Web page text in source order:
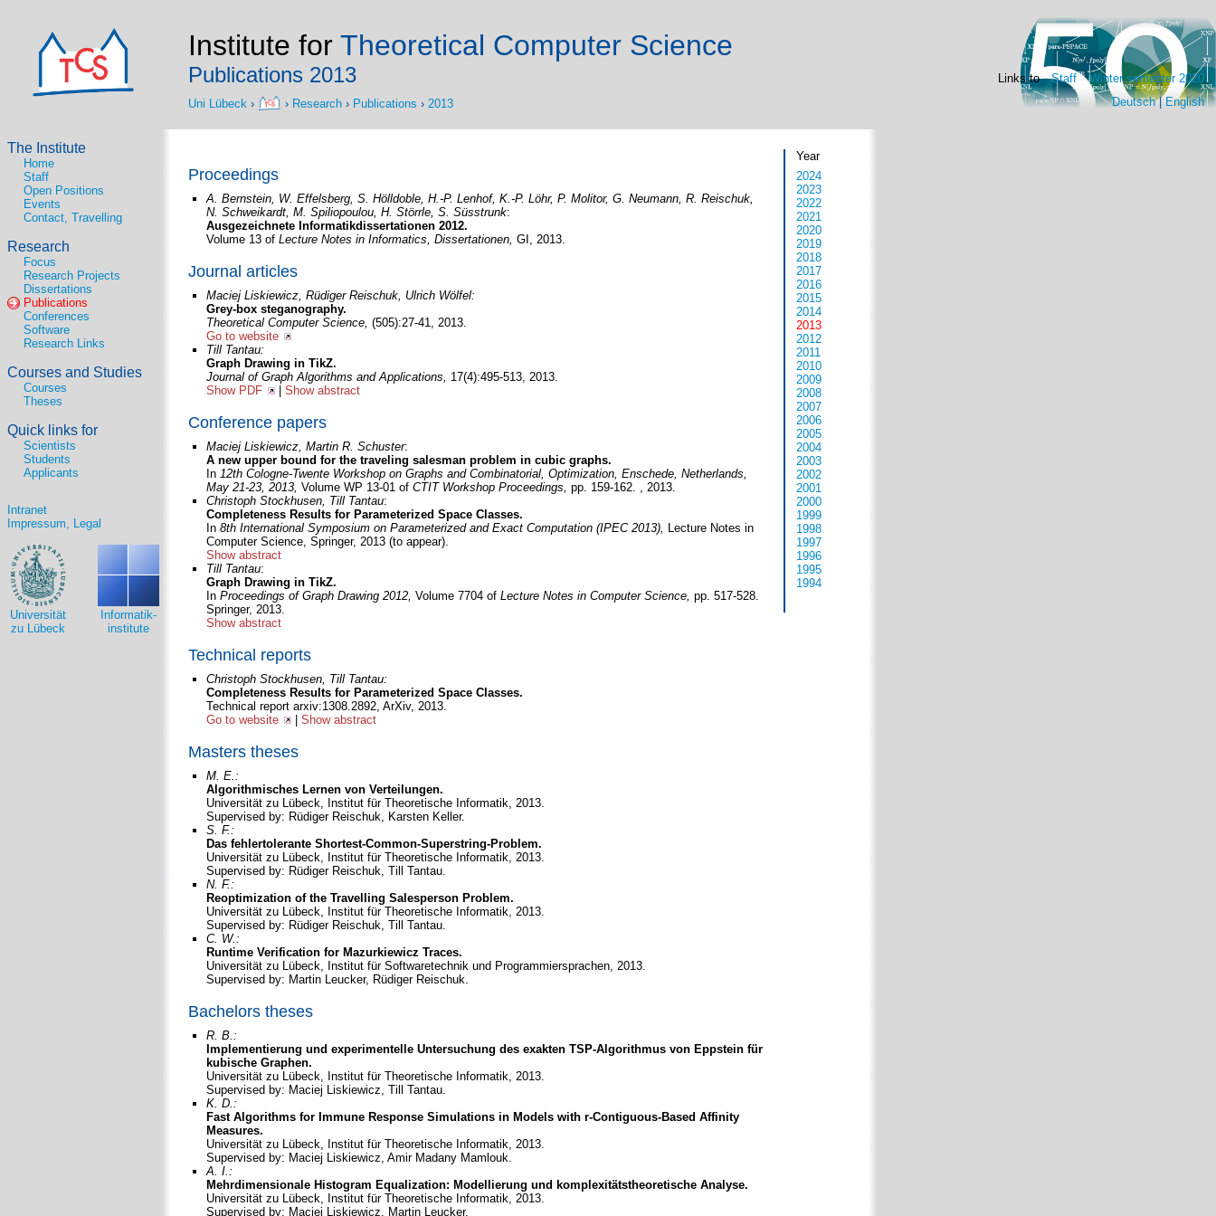
Links to Staff Winter semester 2020
Institute for Theoretical Computer Science
Publications 2013
Deutsch| English
Uni Lübeck › › Research › Publications › 2013
The Institute
Home
Staff
Open Positions
Events
Contact, Travelling
Research
Focus
Research Projects
Dissertations
Publications
Conferences
Software
Research Links
Courses and Studies
Courses
Theses
Quick links for
Scientists
Students
Applicants
Intranet
Impressum, Legal
Universität
zu Lübeck
Informatik-
institute
Year
2024
2023
2022
2021
2020
2019
2018
2017
2016
2015
2014
2013
2012
2011
2010
2009
2008
2007
2006
2005
2004
2003
2002
2001
2000
1999
1998
1997
1996
1995
1994
Proceedings
A. Bernstein, W. Effelsberg, S. Hölldoble, H.-P. Lenhof, K.-P. Löhr, P. Molitor, G. Neumann, R. Reischuk,
N. Schweikardt, M. Spiliopoulou, H. Störrle, S. Süsstrunk:
Ausgezeichnete Informatikdissertationen 2012.
Volume 13 of Lecture Notes in Informatics, Dissertationen, GI, 2013.
Journal articles
Maciej Liskiewicz, Rüdiger Reischuk, Ulrich Wölfel:
Grey-box steganography.
Theoretical Computer Science, (505):27-41, 2013.
Go to website
Till Tantau:
Graph Drawing in TikZ.
Journal of Graph Algorithms and Applications, 17(4):495-513, 2013.
Show PDF
| Show abstract
Conference papers
Maciej Liskiewicz, Martin R. Schuster:
A new upper bound for the traveling salesman problem in cubic graphs.
In 12th Cologne-Twente Workshop on Graphs and Combinatorial, Optimization, Enschede, Netherlands,
May 21-23, 2013, Volume WP 13-01 of CTIT Workshop Proceedings, pp. 159-162. , 2013.
Christoph Stockhusen, Till Tantau:
Completeness Results for Parameterized Space Classes.
In 8th International Symposium on Parameterized and Exact Computation (IPEC 2013), Lecture Notes in
Computer Science, Springer, 2013 (to appear).
Show abstract
Till Tantau:
Graph Drawing in TikZ.
In Proceedings of Graph Drawing 2012, Volume 7704 of Lecture Notes in Computer Science, pp. 517-528.
Springer, 2013.
Show abstract
Technical reports
Christoph Stockhusen, Till Tantau:
Completeness Results for Parameterized Space Classes.
Technical report arxiv:1308.2892, ArXiv, 2013.
Go to website
| Show abstract
Masters theses
M. E.:
Algorithmisches Lernen von Verteilungen.
Universität zu Lübeck, Institut für Theoretische Informatik, 2013.
Supervised by: Rüdiger Reischuk, Karsten Keller.
S. F.:
Das fehlertolerante Shortest-Common-Superstring-Problem.
Universität zu Lübeck, Institut für Theoretische Informatik, 2013.
Supervised by: Rüdiger Reischuk, Till Tantau.
N. F.:
Reoptimization of the Travelling Salesperson Problem.
Universität zu Lübeck, Institut für Theoretische Informatik, 2013.
Supervised by: Rüdiger Reischuk, Till Tantau.
C. W.:
Runtime Verification for Mazurkiewicz Traces.
Universität zu Lübeck, Institut für Softwaretechnik und Programmiersprachen, 2013.
Supervised by: Martin Leucker, Rüdiger Reischuk.
Bachelors theses
R. B.:
Implementierung und experimentelle Untersuchung des exakten TSP-Algorithmus von Eppstein für
kubische Graphen.
Universität zu Lübeck, Institut für Theoretische Informatik, 2013.
Supervised by: Maciej Liskiewicz, Till Tantau.
K. D.:
Fast Algorithms for Immune Response Simulations in Models with r-Contiguous-Based Affinity
Measures.
Universität zu Lübeck, Institut für Theoretische Informatik, 2013.
Supervised by: Maciej Liskiewicz, Amir Madany Mamlouk.
A. I.:
Mehrdimensionale Histogram Equalization: Modellierung und komplexitätstheoretische Analyse.
Universität zu Lübeck, Institut für Theoretische Informatik, 2013.
Supervised by: Maciej Liskiewicz, Martin Leucker.